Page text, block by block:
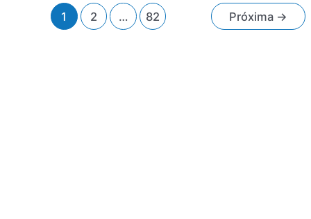
cristalinas
Paginação 1 2 … 82 Próxima →